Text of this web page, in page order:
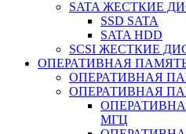
SATA ЖЕСТКИЕ
SSD SATA
SATA HDD
SCSI ЖЕСТКИЕ
ОПЕРАТИВНАЯ
ОПЕРАТИВНАЯ
ОПЕРАТИВНАЯ
МГЦ